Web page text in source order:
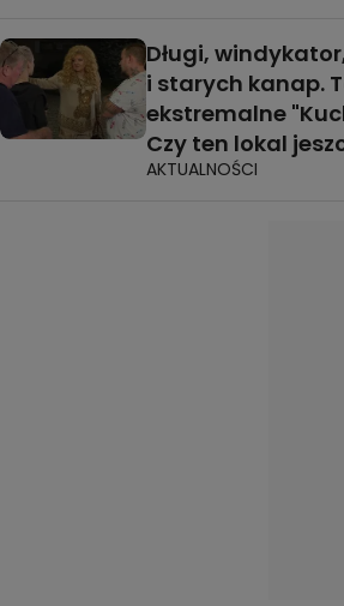
Długi,
i starych kanap.
ekstremalne
Czy ten lokal
AKTUALNOŚCI